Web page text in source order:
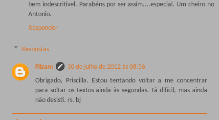
bem indescritível. Parabéns por ser assim....especial. Um cheiro no
Antonio.
Responder
Respostas
Flizam
30 de julho de 2012 às 08:56
Obrigado, Priscilla. Estou tentando voltar a me concentrar
para soltar os textos ainda às segundas. Tá difícil, mas ainda
não desisti. rs. bj